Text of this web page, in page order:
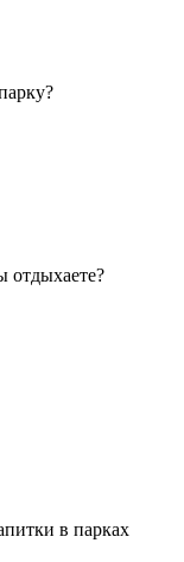
отдыхаете?
в парках